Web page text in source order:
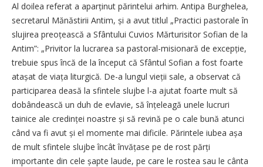
Al doilea referat a aparținut părintelui arhim. Antipa Burghelea,
secretarul Mănăstirii Antim, și a avut titlul „Practici pastorale în
slujirea preoțească a Sfântului Cuvios Mărturisitor Sofian de la
Antim”: „Privitor la lucrarea sa pastoral-misionară de excepție,
trebuie spus încă de la început că Sfântul Sofian a fost foarte
atașat de viața liturgică. De-a lungul vieții sale, a observat că
participarea deasă la sfintele slujbe l-a ajutat foarte mult să
dobândească un duh de evlavie, să înțeleagă unele lucruri
tainice ale credinței noastre și să revină pe o cale bună atunci
când va fi avut și el momente mai dificile. Părintele iubea așa
de mult sfintele slujbe încât învățase pe de rost părți
importante din cele șapte laude, pe care le rostea sau le cânta